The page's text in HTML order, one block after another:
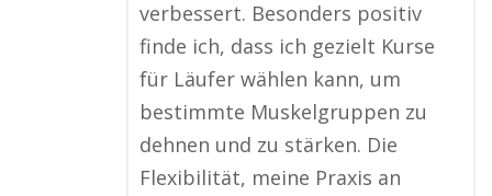
verbessert. Besonders positiv
finde ich, dass ich gezielt Kurse
für Läufer wählen kann, um
bestimmte Muskelgruppen zu
dehnen und zu stärken. Die
Flexibilität, meine Praxis an